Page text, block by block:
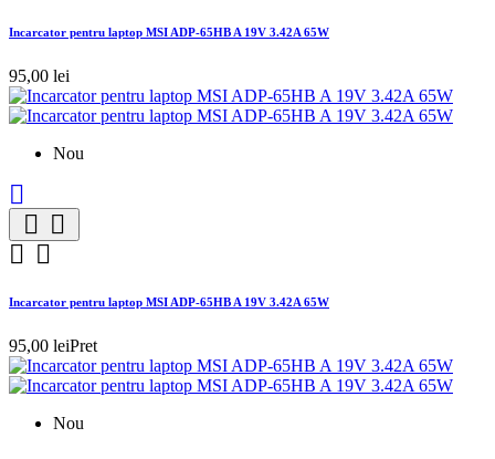
Incarcator pentru laptop MSI ADP-65HB A 19V 3.42A 65W
95,00 lei
Nou

 
 
Incarcator pentru laptop MSI ADP-65HB A 19V 3.42A 65W
95,00 leiPret
Nou